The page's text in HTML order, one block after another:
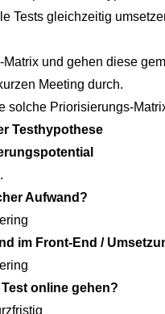
Tests gleichzeitig
und gehen diese
Meeting durch.
solche Priorisierungs-
Testhypothese
Aufwand?
im Front-End /
online gehen?